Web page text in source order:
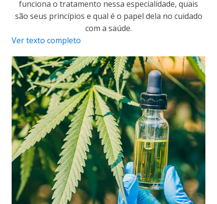
funciona o tratamento nessa especialidade, quais
são seus princípios e qual é o papel dela no cuidado
com a saúde.
Ver texto completo